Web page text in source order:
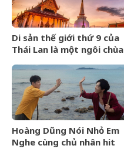
Di sản thế giới thứ 9 của
Thái Lan là một ngôi chùa
Hoàng Dũng Nói Nhỏ Em
Nghe cùng chủ nhân hit